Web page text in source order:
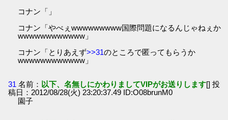
コナン「」
コナン「やべぇwwwwwwwww国際問題になるんじゃねぇか
wwwwwwwwwwww」
コナン「とりあえず>>31のところで匿ってもらうか
wwwwwwwwwwww」
31 名前： 以下、名無しにかわりましてVIPがお送りします[] 投
稿日：2012/08/28(火) 23:20:37.49 ID:O08brunM0
園子